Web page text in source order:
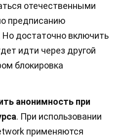
отечественными
предписанию
достаточно включить
идти через другой
блокировка
анонимность при
. При использовании
применяются